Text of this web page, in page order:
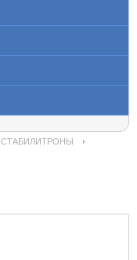
СТАБИЛИТРОНЫ